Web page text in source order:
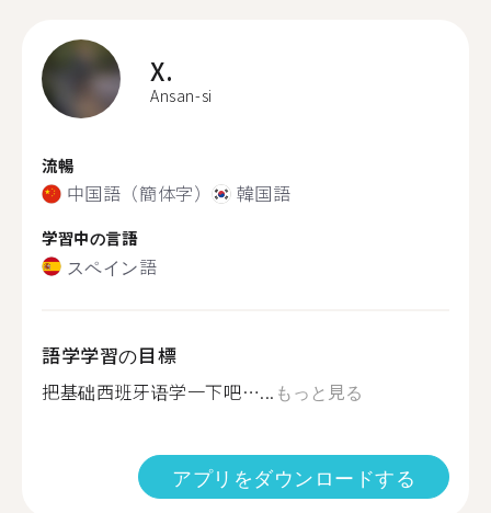
X.
Ansan-si
流暢
中国語（簡体字） 韓国語
学習中の言語
スペイン語
語学学習の目標
把基础西班牙语学一下吧…... もっと見る
アプリをダウンロードする